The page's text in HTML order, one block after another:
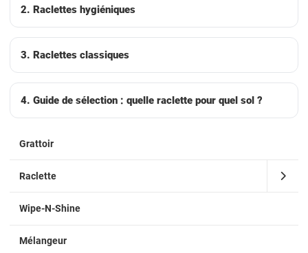
Grattoir
Raclette
Wipe-N-Shine
Mélangeur
2. Raclettes hygiéniques
3. Raclettes classiques
4. Guide de sélection : quelle raclette pour quel sol ?